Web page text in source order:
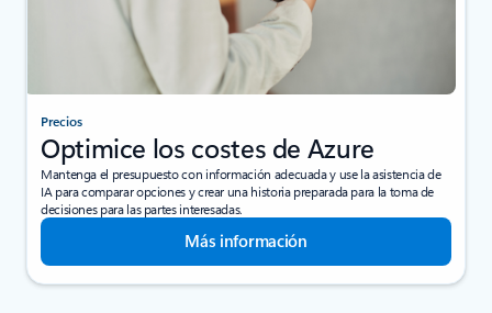
Precios
Optimice los costes de Azure
Mantenga el presupuesto con información adecuada y use la asistencia de
IA para comparar opciones y crear una historia preparada para la toma de
decisiones para las partes interesadas.
Más información